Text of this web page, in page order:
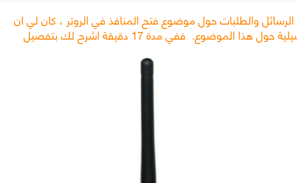
والطلبات حول موضوع فتح المنافذ في الروتر ، كان لي ان
اقوم بهذه الحلقة التفصيلية حول هذا الموضوع. ففي مدة 17 دقيقة اشرح لك بتفصيل